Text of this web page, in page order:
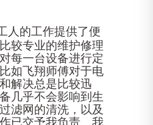
人的工作提供了便
较专业的维护修理
每一台设备进行定
如飞翔师傅对于电
解决总是比较迅
几乎不会影响到生
滤网的清洗，以及
已交予我负责。我